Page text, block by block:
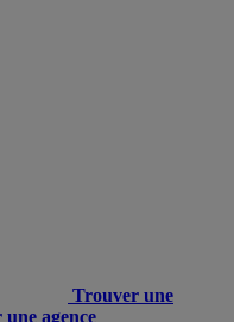
Trouver une
agence